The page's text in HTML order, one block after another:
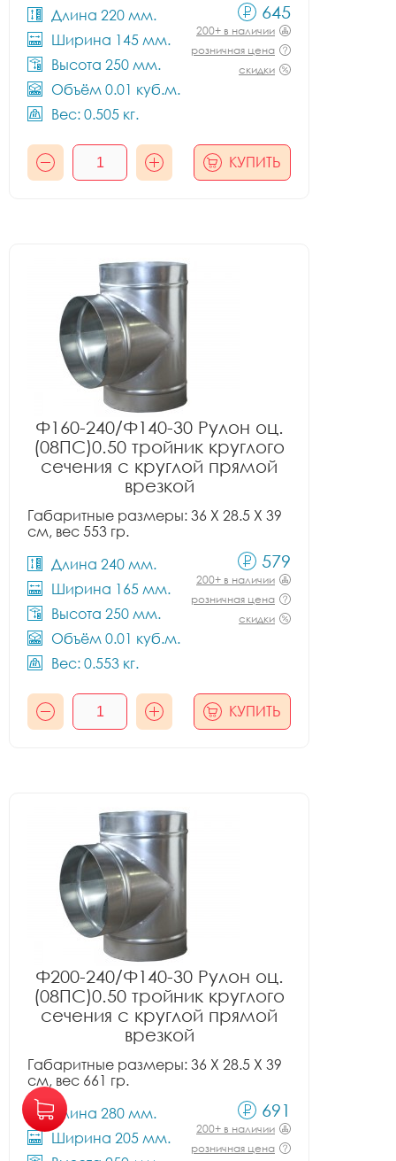
Длина 220 мм.
Ширина 145 мм.
Высота 250 мм.
Объём 0.01 куб.м.
Вес: 0.505 кг.
645
200+ в наличии
розничная цена
скидки
КУПИТЬ
Ф160-240/Ф140-30 Рулон оц.
(08ПС)0.50 тройник круглого
сечения с круглой прямой
врезкой
Габаритные размеры: 36 X 28.5 X 39
см, вес 553 гр.
Длина 240 мм.
Ширина 165 мм.
Высота 250 мм.
Объём 0.01 куб.м.
Вес: 0.553 кг.
579
200+ в наличии
розничная цена
скидки
КУПИТЬ
Ф200-240/Ф140-30 Рулон оц.
(08ПС)0.50 тройник круглого
сечения с круглой прямой
врезкой
Габаритные размеры: 36 X 28.5 X 39
см, вес 661 гр.
Длина 280 мм.
Ширина 205 мм.
691
200+ в наличии
розничная цена